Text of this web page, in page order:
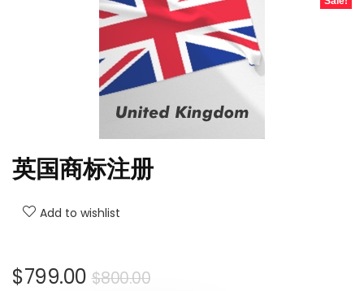
英国商标注册
Add to wishlist
$800.00Original
$799.00
Current